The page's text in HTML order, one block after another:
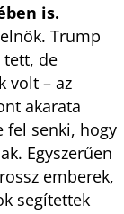
is.
Trump
tett, de
volt – az
akarata
fel senki, hogy
Egyszerűen
emberek,
segítettek